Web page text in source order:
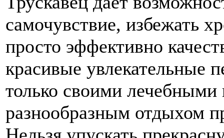
самочувствие, избежать
просто эффективно
красивые увлекательные
только своими
разнообразным отдыхом